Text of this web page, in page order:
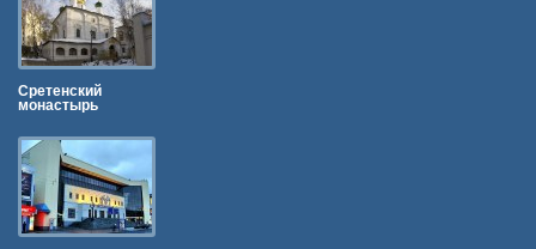
Сретенский
монастырь